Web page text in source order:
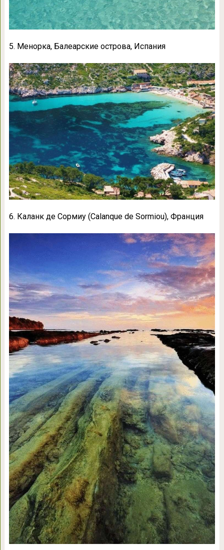
5. Менорка, Балеарские острова, Испания
6. Каланк де Сормиу (Calanque de Sormiou), Франция